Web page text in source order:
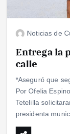
Noticias de
Entrega la
calle
*Aseguró que
Por Ofelia
Tetelilla
presidenta